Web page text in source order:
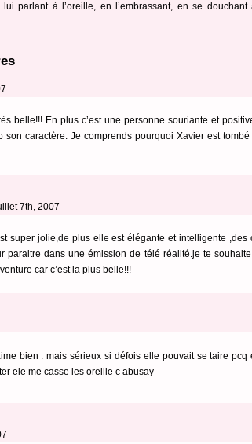
parlant à l’oreille, en l’embrassant, en se
belle!!! En plus c’est une personne souriante et
son caractère. Je comprends pourquoi Xavier est tombé
7th, 2007
super jolie,de plus elle est élégante et intelligente ,des
paraitre dans une émission de télé réalité.je te
car c’est la plus belle!!!
bien . mais sérieux si défois elle pouvait se taire pcq
ele me casse les oreille c abusay